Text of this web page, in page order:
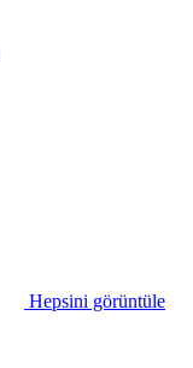
Hepsini görüntüle